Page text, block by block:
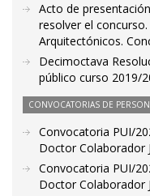
Acto de
resolver el
Arquitectónicos.
Decimoctava
público curso 2019/
CONVOCATORIAS DE
Convocatoria PUI/
Doctor Colaborador
Convocatoria PUI/
Doctor Colaborador